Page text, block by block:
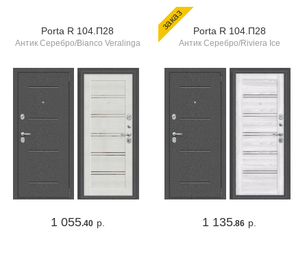
Porta R 104.П28
Антик Серебро/Bianco Veralinga
1 055.40 р.
заказ Porta R 104.П28
Антик Серебро/Riviera Ice
1 135.86 р.